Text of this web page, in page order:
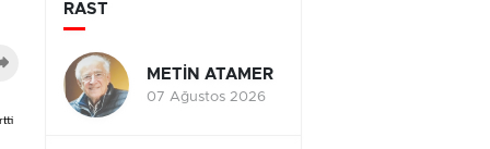
RAST
METİN ATAMER
07 Ağustos 2026